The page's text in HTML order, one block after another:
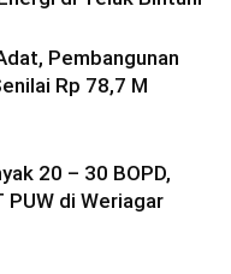
Pembangunan
Rp 78,7 M
20 – 30 BOPD,
PUW di Weriagar